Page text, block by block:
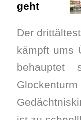
geht
Der
kämpft ums
behauptet